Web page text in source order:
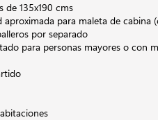
de 135x190 cms
aproximada para maleta de cabina
por separado
para personas mayores o con